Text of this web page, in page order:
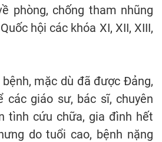
phòng, chống tham nhũng
hội các khóa XI, XII, XIII,
mặc dù đã được Đảng,
các giáo sư, bác sĩ, chuyên
tình cứu chữa, gia đình hết
do tuổi cao, bệnh nặng